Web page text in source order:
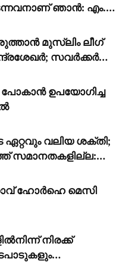
ഞാൻ: എം.വി.
ആയങ്കി
മുസ്ലിം ലീഗ്
സവർക്കർ
പ്രതികരണം
ഉപയോഗിച്ച
വലിയ ശക്തി;
സമാനതകളില്ല:
ഹോർഹെ മെസി
നിരക്ക്